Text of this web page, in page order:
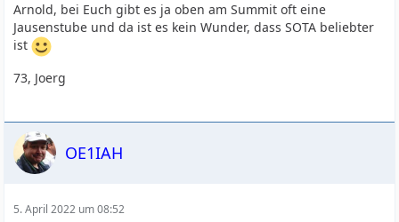
Arnold, bei Euch gibt es ja oben am Summit oft eine
Jausenstube und da ist es kein Wunder, dass SOTA beliebter
ist
73, Joerg
OE1IAH
5. April 2022 um 08:52